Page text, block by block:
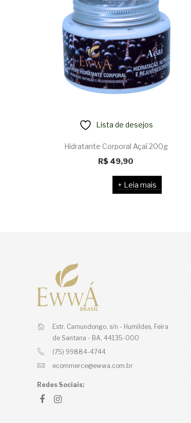
Lista de desejos
Hidratante Corporal Açaí 200g
R$ 49,90
Leia mais
Estr. Camundongo, s/n - Humildes, Feira
de Santana - BA, 44135-000
(75) 99884-4744
ecommerce@ewwa.com.br
Redes Sociais: